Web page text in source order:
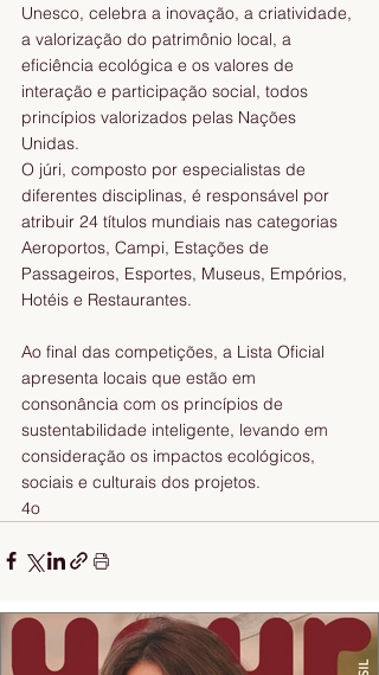
Unesco, celebra a inovação, a criatividade,
a valorização do patrimônio local, a
eficiência ecológica e os valores de
interação e participação social, todos
princípios valorizados pelas Nações
Unidas.
O júri, composto por especialistas de
diferentes disciplinas, é responsável por
atribuir 24 títulos mundiais nas categorias
Aeroportos, Campi, Estações de
Passageiros, Esportes, Museus, Empórios,
Hotéis e Restaurantes.
Ao final das competições, a Lista Oficial
apresenta locais que estão em
consonância com os princípios de
sustentabilidade inteligente, levando em
consideração os impactos ecológicos,
sociais e culturais dos projetos.
4o